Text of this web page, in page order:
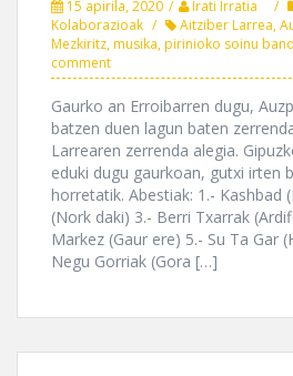
15 apirila, 2020 Irati Irratia
Kolaborazioak
Aitziber Larrea,
Mezkiritz,musika,pirinioko soinu
comment
Gaurko an Erroibarren dugu,
batzen duen lagun baten
Larrearen zerrenda alegia.
eduki dugu gaurkoan, gutxi irten
horretatik. Abestiak: 1.- Kashbad
(Nork daki) 3.- Berri Txarrak
Markez (Gaur ere) 5.- Su Ta Gar
Negu Gorriak (Gora […]